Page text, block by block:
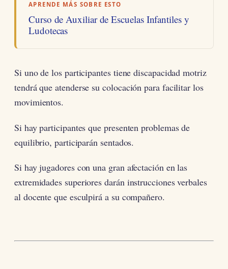
APRENDE MÁS SOBRE ESTO
Curso de Auxiliar de Escuelas Infantiles y
Ludotecas
Si uno de los participantes tiene discapacidad motriz
tendrá que atenderse su colocación para facilitar los
movimientos.
Si hay participantes que presenten problemas de
equilibrio, participarán sentados.
Si hay jugadores con una gran afectación en las
extremidades superiores darán instrucciones verbales
al docente que esculpirá a su compañero.